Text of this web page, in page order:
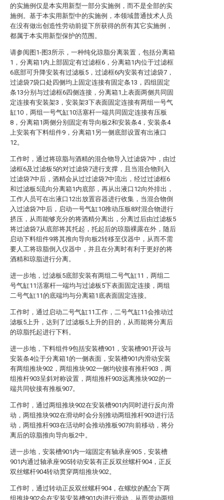
的实施例仅是本实用新型一部分实施例，而不是全部的实
施例。基于本实用新型中的实施例，本领域普通技术人员
在没有做出创造性劳动前提下所获得的所有其它实施例，
都属于本实用新型保护的范围。
请参阅图1-图3所示，一种纯化琼脂分离装置，包括分离箱
1，分离箱1内上部固定有过滤框6，分离箱1内位于过滤框
6底部可升降安装有过滤板5，过滤框6内安装有过滤袋7，
过滤袋7袋口处四侧均上固定连接有固定条13，四组固定
条13分别与过滤框6四侧连接，分离箱1上表面两侧共同固
定连接有安装架3，安装架3下表面固定连接有两组一号气
缸10，两组一号气缸10活塞杆一端共同固定连接有压板
8，分离箱1两侧分别固定有导向板2和安装条4，安装条4
上安装有下料组件9，分离箱1另一侧底部设置有出液口
12。
工作时，通过将琼脂与酒精的混合物导入过滤袋7中，由过
滤框6及过滤板5的对过滤袋7进行支撑，且当混合物到入
过滤袋7中后，酒精会从过过滤袋7中流出，经过过滤框6
和过滤板5流向分离箱1内底部，再从出液口12向外排出，
工作人员可在出液口12出放置容器进行收集，当混合物倒
入过滤袋7中后，启动一号气缸10推动压板8对混合物进行
挤压，从而能够充分的将酒精分离出，分离过后由过滤板5
将过滤袋7从底部将其托起，托起后的琼脂裸露在外，随后
启动下料组件9将其推向导向板2转移至仪器中，从而不需
要人工将琼脂倒入仪器中，并且在分离时有利于更好的将
酒精和琼脂进行分离。
进一步地，过滤板5底部安装有两组二号气缸11，两组二
号气缸11活塞杆一端均与过滤板5下表面固定连接，两组
二号气缸11的底端均与分离箱1底表面固定连接。
工作时，通过启动二号气缸11工作，二号气缸11会推动过
滤板5上升，达到了过滤板5上升的目的，从而能将分离后
的琼脂托起进行下料。
进一步地，下料组件9包括安装槽901，安装槽901开设与
安装条4位于分离箱1的一侧表面，安装槽901内滑动安装
有两组推块902，两组推块902一侧均铰接有推杆903，两
组推杆903呈斜对称设置，两组推杆903远离推块902的一
端共同铰接有推板907。
工作时，通过两组推块902在安装槽901内同时进行反向滑
动，两组推块902在滑动时会分别推动两组推杆903进行活
动，两组推杆903在活动时会推动推板907向前移动，将分
离后的琼脂推向导向板2中。
进一步地，安装槽901内一端固定有轴承座905，安装槽
901内通过轴承座905转动安装有正反双丝螺杆904，正反
双丝螺杆904转动贯穿两组推块902。
工作时，通过转动正反双丝螺杆904，在螺纹的配合下两
组推块902会在安装安装槽901内进行滑动，从而带动两组